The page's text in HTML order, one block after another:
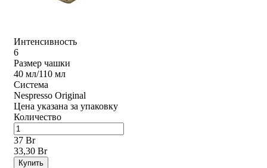
Интенсивность
6
Размер чашки
40 мл/110 мл
Система
Nespresso Original
Цена указана за упаковку
Количество
37 Br
33,30 Br
Купить